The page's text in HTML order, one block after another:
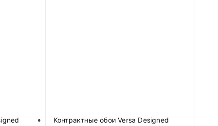
Контрактные обои Versa Designed